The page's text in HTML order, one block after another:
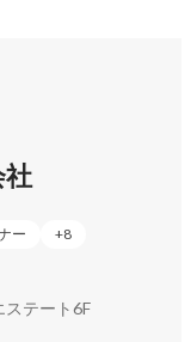
ー +8
テート6F